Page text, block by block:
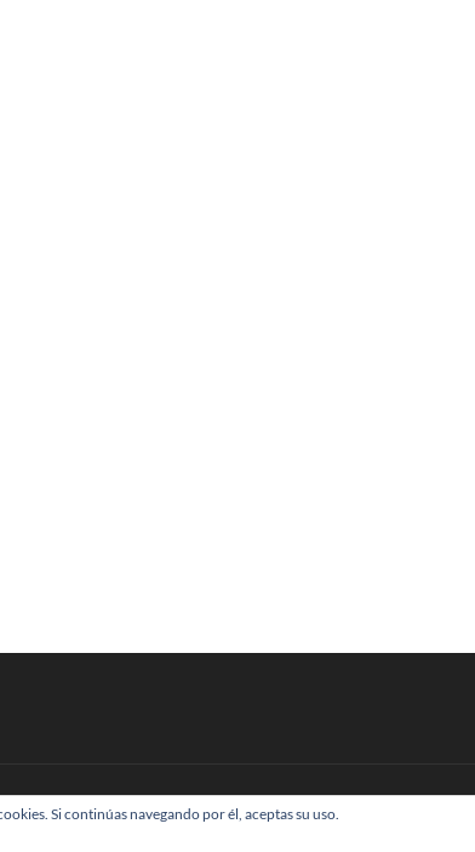
por:Theme Freesia|WordPress| © Todos los derechos reservados
Si continúas navegando por él, aceptas su uso.